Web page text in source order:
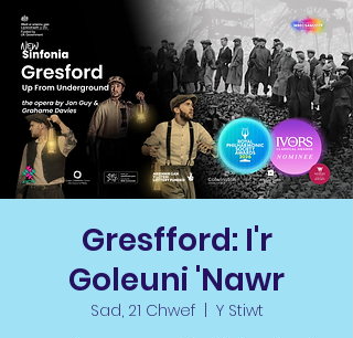
Gresfford: I'r
Goleuni 'Nawr
Sad, 21 Chwef
  |
Y Stiwt